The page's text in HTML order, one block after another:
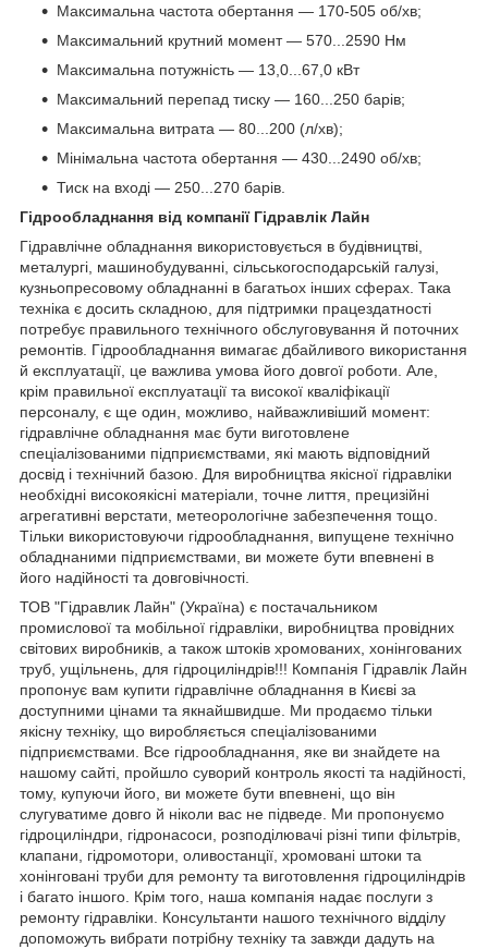
Максимальна частота обертання — 170-505 об/хв;
Максимальний крутний момент — 570...2590 Нм
Максимальна потужність — 13,0...67,0 кВт
Максимальний перепад тиску — 160...250 барів;
Максимальна витрата — 80...200 (л/хв);
Мінімальна частота обертання — 430...2490 об/хв;
Тиск на вході — 250...270 барів.
Гідрообладнання від компанії Гідравлік Лайн
Гідравлічне обладнання використовується в будівництві,
металургі, машинобудуванні, сільськогосподарській галузі,
кузньопресовому обладнанні в багатьох інших сферах. Така
техніка є досить складною, для підтримки працездатності
потребує правильного технічного обслуговування й поточних
ремонтів. Гідрообладнання вимагає дбайливого використання
й експлуатації, це важлива умова його довгої роботи. Але,
крім правильної експлуатації та високої кваліфікації
персоналу, є ще один, можливо, найважливіший момент:
гідравлічне обладнання має бути виготовлене
спеціалізованими підприємствами, які мають відповідний
досвід і технічний базою. Для виробництва якісної гідравліки
необхідні високоякісні матеріали, точне лиття, прецизійні
агрегативні верстати, метеорологічне забезпечення тощо.
Тільки використовуючи гідрообладнання, випущене технічно
обладнаними підприємствами, ви можете бути впевнені в
його надійності та довговічності.
ТОВ "Гідравлик Лайн" (Україна) є постачальником
промислової та мобільної гідравліки, виробництва провідних
світових виробників, а також штоків хромованих, хонінгованих
труб, ущільнень, для гідроциліндрів!!! Компанія Гідравлік Лайн
пропонує вам купити гідравлічне обладнання в Києві за
доступними цінами та якнайшвидше. Ми продаємо тільки
якісну техніку, що виробляється спеціалізованими
підприємствами. Все гідрообладнання, яке ви знайдете на
нашому сайті, пройшло суворий контроль якості та надійності,
тому, купуючи його, ви можете бути впевнені, що він
слугуватиме довго й ніколи вас не підведе. Ми пропонуємо
гідроциліндри, гідронасоси, розподілювачі різні типи фільтрів,
клапани, гідромотори, оливостанції, хромовані штоки та
хонінговані труби для ремонту та виготовлення гідроциліндрів
і багато іншого. Крім того, наша компанія надає послуги з
ремонту гідравліки. Консультанти нашого технічного відділу
допоможуть вибрати потрібну техніку та завжди дадуть на